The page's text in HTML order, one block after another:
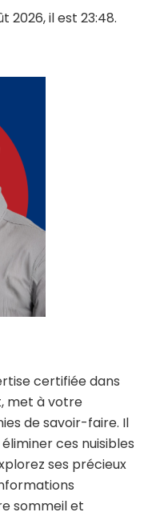
2026, il est 23:48.
certifiée dans
met à votre
de savoir-faire. Il
ces nuisibles
ses précieux
sommeil et